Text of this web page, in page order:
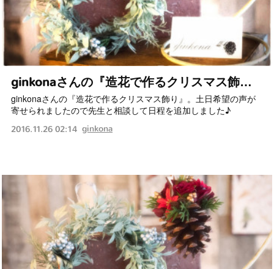
ginkonaさんの『造花で作るクリスマス飾…
ginkonaさんの『造花で作るクリスマス飾り』。土日希望の声が
寄せられましたので先生と相談して日程を追加しました♪
2016.11.26 02:14 ginkona